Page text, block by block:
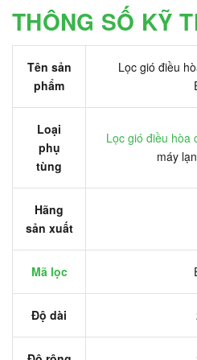
THÔNG SỐ KỸ
Tên sản
phẩm
Lọc gió điều
Loại
phụ
tùng
Lọc gió điều hòa
máy
Hãng
sản xuất
Mã lọc
Độ dài